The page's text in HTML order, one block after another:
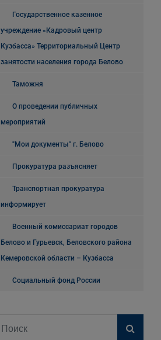
Государственное казенное
учреждение «Кадровый центр
Кузбасса» Территориальный Центр
занятости населения города Белово
Таможня
О проведении публичных
мероприятий
"Мои документы" г. Белово
Прокуратура разъясняет
Транспортная прокуратура
информирует
Военный комиссариат городов
Белово и Гурьевск, Беловского района
Кемеровской области – Кузбасса
Социальный фонд России